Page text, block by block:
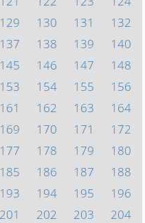
129 130 131
132
137 138 139
140
145 146 147
148
153 154 155
156
161 162 163
164
169 170 171
172
177 178 179
180
185 186 187
188
193 194 195
196
201 202 203
204